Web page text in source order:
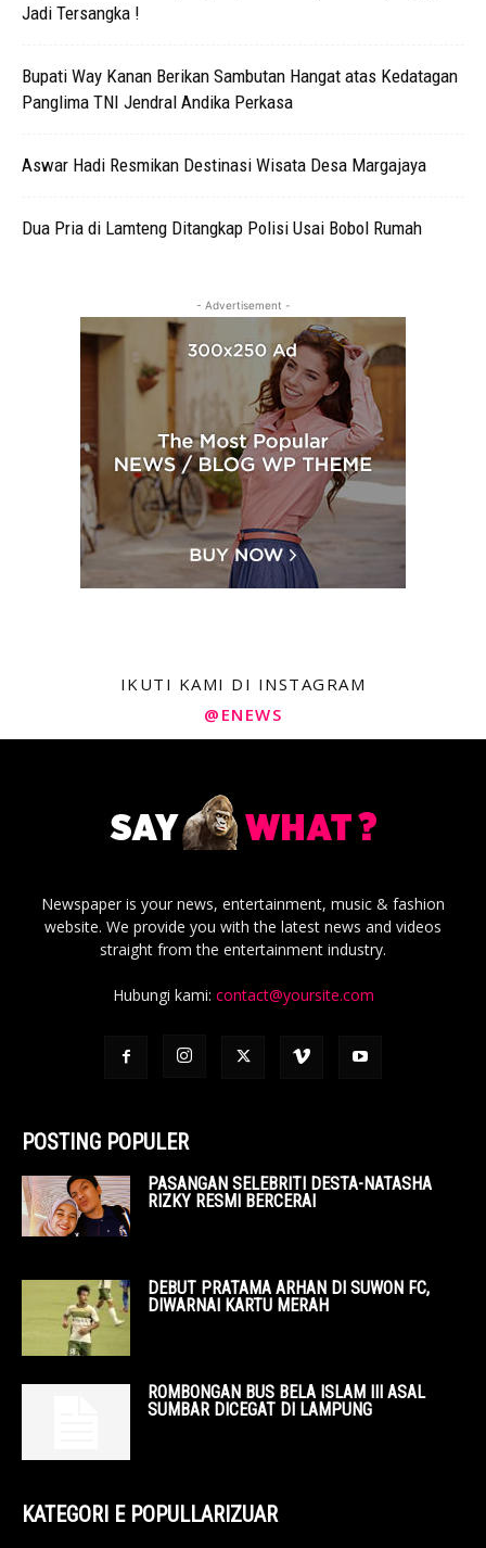
Jadi Tersangka !
Bupati Way Kanan Berikan Sambutan Hangat atas Kedatagan
Panglima TNI Jendral Andika Perkasa
Aswar Hadi Resmikan Destinasi Wisata Desa Margajaya
Dua Pria di Lamteng Ditangkap Polisi Usai Bobol Rumah
- Advertisement -
IKUTI KAMI DI INSTAGRAM
@ENEWS
Newspaper is your news, entertainment, music & fashion
website. We provide you with the latest news and videos
straight from the entertainment industry.
Hubungi kami: contact@yoursite.com
POSTING POPULER
PASANGAN SELEBRITI DESTA-NATASHA
RIZKY RESMI BERCERAI
DEBUT PRATAMA ARHAN DI SUWON FC,
DIWARNAI KARTU MERAH
ROMBONGAN BUS BELA ISLAM III ASAL
SUMBAR DICEGAT DI LAMPUNG
KATEGORI E POPULLARIZUAR